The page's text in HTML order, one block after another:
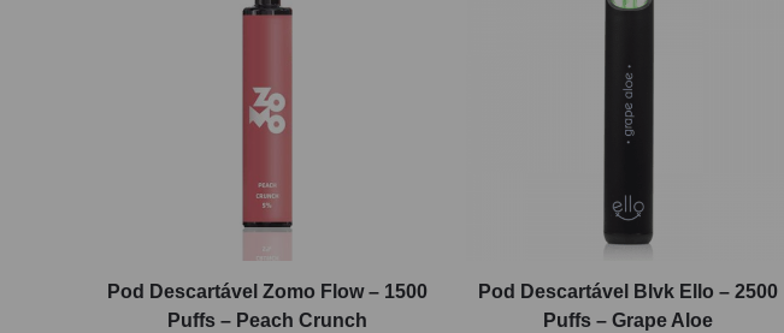
Pod Descartável Zomo Flow – 1500
Puffs – Peach Crunch
Pod Descartável Blvk Ello – 2500
Puffs – Grape Aloe